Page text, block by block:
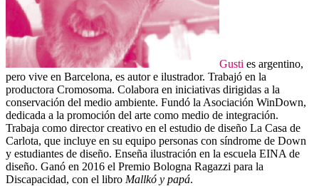
Gusti es argentino,
pero vive en Barcelona, es autor e ilustrador. Trabajó en la
productora Cromosoma. Colabora en iniciativas dirigidas a la
conservación del medio ambiente. Fundó la Asociación WinDown,
dedicada a la promoción del arte como medio de integración.
Trabaja como director creativo en el estudio de diseño La Casa de
Carlota, que incluye en su equipo personas con síndrome de Down
y estudiantes de diseño. Enseña ilustración en la escuela EINA de
diseño. Ganó en 2016 el Premio Bologna Ragazzi para la
Discapacidad, con el libro Mallkó y papá.